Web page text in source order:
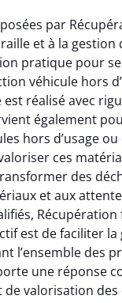
par
et à la gestion
pratique pour
véhicule hors
est réalisé avec
également
hors d’usage
ces
des
et aux
est de faciliter
l’ensemble des
une réponse
de valorisation
et